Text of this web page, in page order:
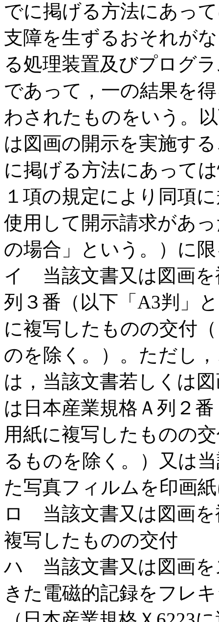
でに掲げる方法にあっ
支障を生ずるおそれが
る処理装置及びプログ
であって，一の結果を
わされたものをいう。
は図画の開示を実施す
に掲げる方法にあって
１項の規定により同項
使用して開示請求があ
の場合」という。）に
イ 当該文書又は図画を
列３番（以下「A3判」
に複写したものの交付
のを除く。）。ただし
は，当該文書若しくは
は日本産業規格Ａ列２
用紙に複写したものの
るものを除く。）又は
た写真フィルムを印画
ロ 当該文書又は図画を
複写したものの交付
ハ 当該文書又は図画を
きた電磁的記録をフレ